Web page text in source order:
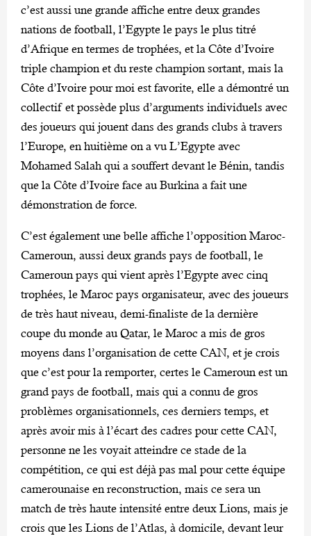
c’est aussi une grande affiche entre deux grandes
nations de football, l’Egypte le pays le plus titré
d’Afrique en termes de trophées, et la Côte d’Ivoire
triple champion et du reste champion sortant, mais la
Côte d’Ivoire pour moi est favorite, elle a démontré un
collectif et possède plus d’arguments individuels avec
des joueurs qui jouent dans des grands clubs à travers
l’Europe, en huitième on a vu L’Egypte avec
Mohamed Salah qui a souffert devant le Bénin, tandis
que la Côte d’Ivoire face au Burkina a fait une
démonstration de force.
C’est également une belle affiche l’opposition Maroc-
Cameroun, aussi deux grands pays de football, le
Cameroun pays qui vient après l’Egypte avec cinq
trophées, le Maroc pays organisateur, avec des joueurs
de très haut niveau, demi-finaliste de la dernière
coupe du monde au Qatar, le Maroc a mis de gros
moyens dans l’organisation de cette CAN, et je crois
que c’est pour la remporter, certes le Cameroun est un
grand pays de football, mais qui a connu de gros
problèmes organisationnels, ces derniers temps, et
après avoir mis à l’écart des cadres pour cette CAN,
personne ne les voyait atteindre ce stade de la
compétition, ce qui est déjà pas mal pour cette équipe
camerounaise en reconstruction, mais ce sera un
match de très haute intensité entre deux Lions, mais je
crois que les Lions de l’Atlas, à domicile, devant leur